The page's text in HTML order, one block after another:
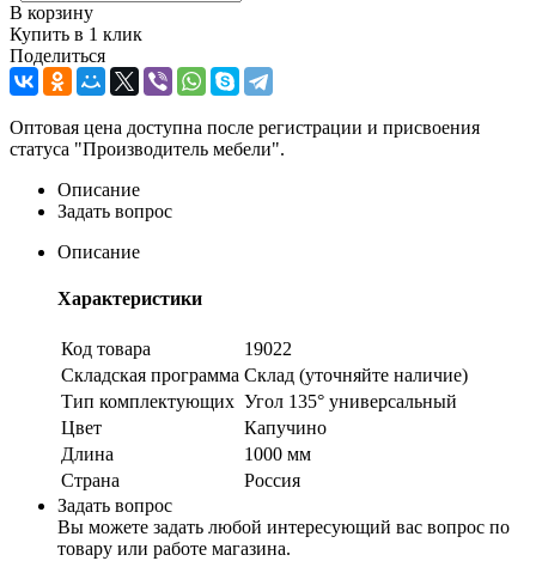
В корзину
Купить в 1 клик
Поделиться
Оптовая цена доступна после регистрации и присвоения
статуса "Производитель мебели".
Описание
Задать вопрос
Описание
Характеристики
Код товара
19022
Складская программа Склад (уточняйте наличие)
Тип комплектующих Угол 135° универсальный
Цвет
Капучино
Длина
1000 мм
Страна
Россия
Задать вопрос
Вы можете задать любой интересующий вас вопрос по
товару или работе магазина.